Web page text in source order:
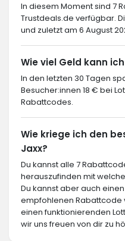
In diesem Moment sind 7
Trustdeals.de verfügbar.
und zuletzt am 6 August
Wie viel Geld kann
In den letzten 30 Tagen
Besucher:innen 18 € bei
Rabattcodes.
Wie kriege ich den
Jaxx?
Du kannst alle 7
herauszufinden mit
Du kannst aber auch
empfohlenen Rabattcode
einen funktionierenden
wir uns freuen von dir zu